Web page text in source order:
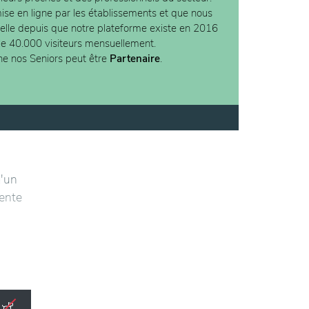
en ligne par les établissements et que nous
depuis que notre plateforme existe en 2016
40.000 visiteurs mensuellement.
nos Seniors peut être Partenaire.
Le